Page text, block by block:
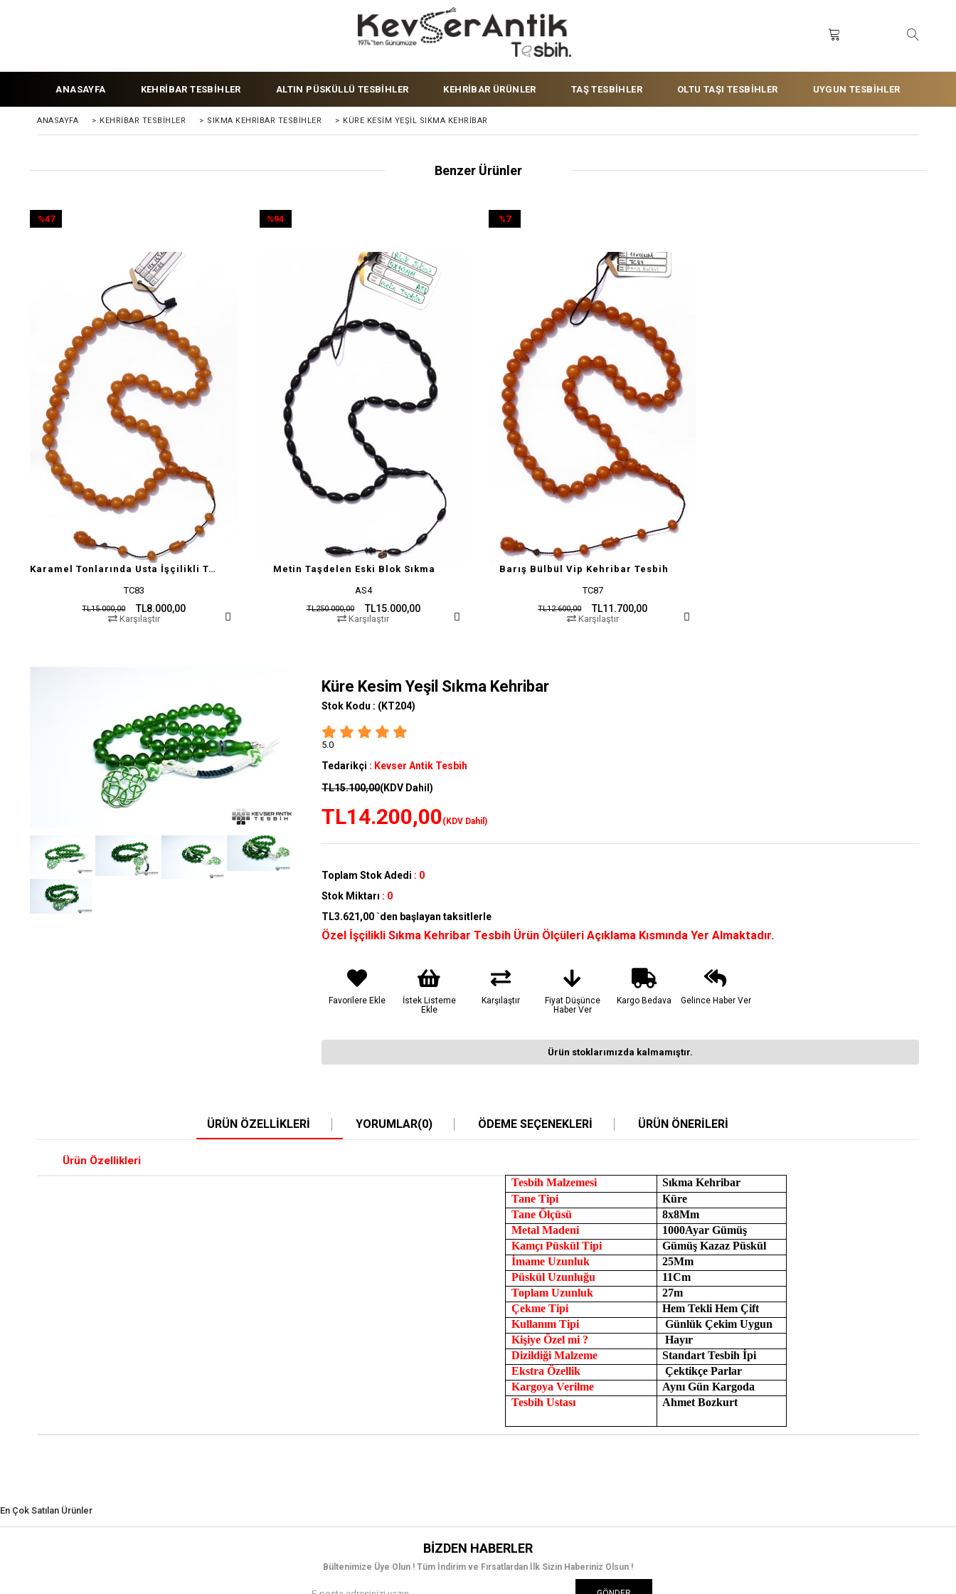
ANASAYFA KEHRİBAR TESBİHLER ALTIN PÜSKÜLLÜ TESBİHLER KEHRİBAR ÜRÜNLER TAŞ TESBİHLER OLTU TAŞI TESBİHLER UYGUN TESBİHLER
ANASAYFA > KEHRIBAR TESBIHLER > SIKMA KEHRİBAR TESBİHLER > KÜRE KESIM YEŞIL SIKMA KEHRIBAR
Benzer Ürünler
Karamel Tonlarında Usta İşçilikli Tesbih
TC83
TL8.000,00
TL15.000,00
%47
Karşılaştır
Metin Taşdelen Eski Blok Sıkma
AS4
TL15.000,00
TL250.000,00
%94
Karşılaştır
Barış Bülbül Vip Kehribar Tesbih
TC87
TL11.700,00
TL12.600,00
%7
Karşılaştır
Küre Kesim Yeşil Sıkma Kehribar
Stok Kodu : (KT204)
5.0
Tedarikçi : Kevser Antik Tesbih
TL15.100,00(KDV Dahil)
TL14.200,00(KDV Dahil)
Toplam Stok Adedi : 0
Stok Miktarı : 0
TL3.621,00`den başlayan taksitlerle
Özel İşçilikli Sıkma Kehribar Tesbih Ürün Ölçüleri Açıklama Kısmında Yer Almaktadır.
Favorilere Ekle
İstek Listeme
Ekle
Karşılaştır
Fiyat Düşünce
Haber Ver
Kargo Bedava Gelince Haber Ver
Ürün stoklarımızda kalmamıştır.
ÜRÜN ÖZELLIKLERI YORUMLAR(0) ÖDEME SEÇENEKLERI ÜRÜN ÖNERILERI
Ürün Özellikleri
Tesbih Malzemesi
Sıkma Kehribar
Tane Tipi
Küre
Tane Ölçüsü
8x8Mm
Metal Madeni
1000Ayar Gümüş
Kamçı Püskül Tipi
Gümüş Kazaz Püskül
İmame Uzunluk
25Mm
Püskül Uzunluğu
11Cm
Toplam Uzunluk
27m
Çekme Tipi
Hem Tekli Hem Çift
Kullanım Tipi
Günlük Çekim Uygun
Kişiye Özel mi ?
Hayır
Dizildiği Malzeme
Standart Tesbih İpi
Ekstra Özellik
Çektikçe Parlar
Kargoya Verilme
Aynı Gün Kargoda
Tesbih Ustası
Ahmet Bozkurt
En Çok Satılan Ürünler
BIZDEN HABERLER
Bültenimize Üye Olun ! Tüm İndirim ve Fırsatlardan İlk Sizin Haberiniz Olsun !